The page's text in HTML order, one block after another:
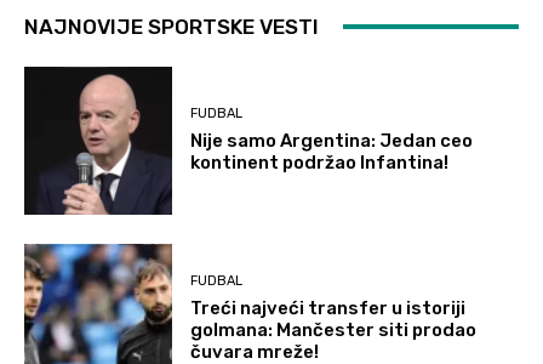
NAJNOVIJE SPORTSKE VESTI
FUDBAL
Nije samo Argentina: Jedan ceo
kontinent podržao Infantina!
FUDBAL
Treći najveći transfer u istoriji
golmana: Mančester siti prodao
čuvara mreže!